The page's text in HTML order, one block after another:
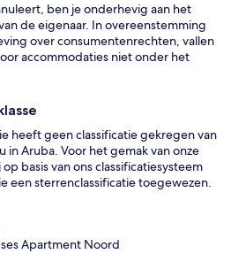
ben je onderhevig aan het
de eigenaar. In overeenstemming
over consumentenrechten, vallen
accommodaties niet onder het
heeft geen classificatie gekregen van
in Aruba. Voor het gemak van onze
basis van ons classificatiesysteem
een sterrenclassificatie toegewezen.
Apartment Noord